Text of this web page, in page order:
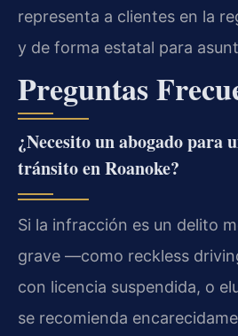
representa a clientes en la
y de forma estatal para
Preguntas
¿Necesito un abogado para
tránsito en Roanoke?
Si la infracción es un delito
grave —como reckless
con licencia suspendida, o
se recomienda